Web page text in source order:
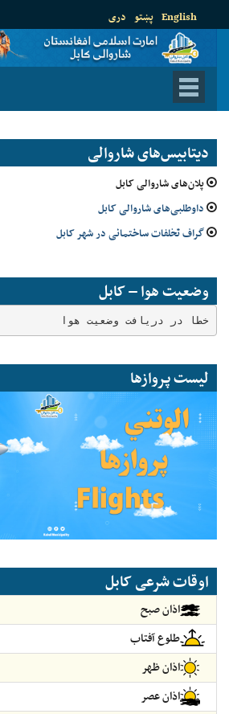
دری پښتو English
دیتابیس‌های شاروالی
پلان‌های شاروالی کابل
داوطلبی‌های شاروالی کابل
گراف تخلفات ساختمانی در شهر کابل
وضعیت هوا – کابل
خطا در دریافت وضعیت هوا
لیست پروازها
اوقات شرعی کابل
اذان صبح
طلوع آفتاب
اذان ظهر
اذان عصر